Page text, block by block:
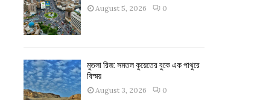
August 5, 2026 0
মুতলা রিজ: সমতল কুয়েতের বুকে এক পাথুরে
বিস্ময়
August 3, 2026 0